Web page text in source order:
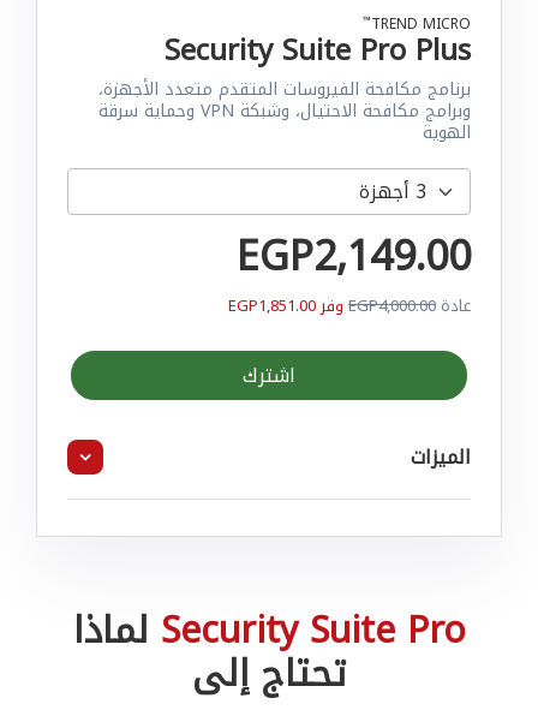
TREND MICRO
™
Security Suite Pro Plus
برنامج مكافحة الفيروسات المتقدم متعدد الأجهزة،
وبرامج مكافحة الاحتيال، وشبكة VPN وحماية سرقة
الهوية
EGP2,149.00
عادة EGP4,000.00 وفر EGP1,851.00
اشترك
الميزات
Security Suite Pro لماذا
تحتاج إلى